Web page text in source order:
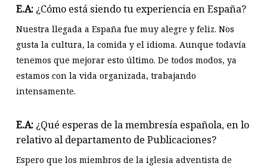
E.A: ¿Cómo está siendo tu experiencia en España?
Nuestra llegada a España fue muy alegre y feliz. Nos
gusta la cultura, la comida y el idioma. Aunque todavía
tenemos que mejorar esto último. De todos modos, ya
estamos con la vida organizada, trabajando
intensamente.
E.A: ¿Qué esperas de la membresía española, en lo
relativo al departamento de Publicaciones?
Espero que los miembros de la iglesia adventista de